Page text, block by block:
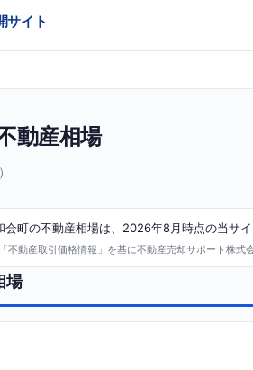
サイト
動産相場
会町の不動産相場は、2026年8月時点の当サ
不動産取引価格情報」を基に不動産売却サポート株
場